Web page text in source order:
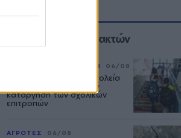
Επιλογές των Συντακτών
ΕΚΠΑΙΔΕΥΣΗ 06/08
Η επόμενη μέρα στα σχολεία
της Μυτιλήνης μετά την
κατάργηση των σχολικών
επιτροπών
ΑΓΡΟΤΕΣ 06/08